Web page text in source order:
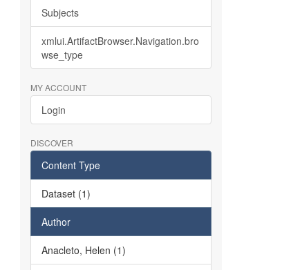
Subjects
xmlui.ArtifactBrowser.Navigation.bro
wse_type
MY ACCOUNT
Login
DISCOVER
Content Type
Dataset (1)
Author
Anacleto, Helen (1)